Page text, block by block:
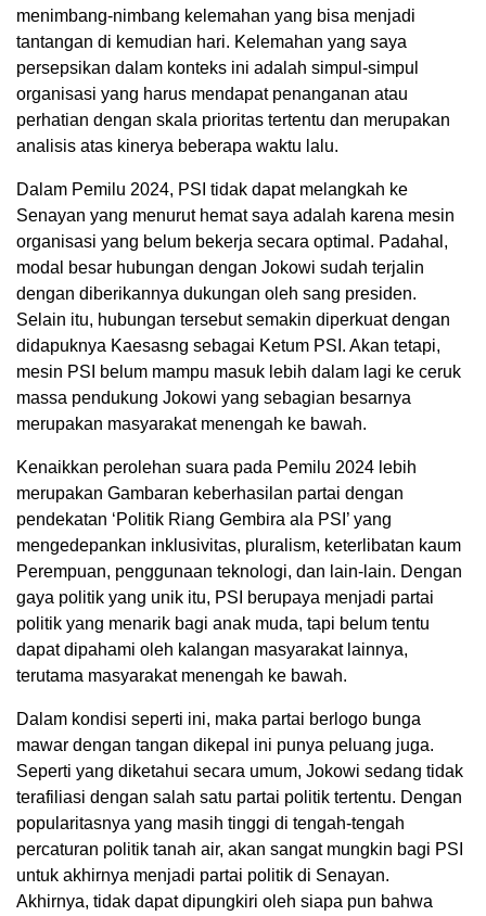
menimbang-nimbang kelemahan yang bisa menjadi
tantangan di kemudian hari. Kelemahan yang saya
persepsikan dalam konteks ini adalah simpul-simpul
organisasi yang harus mendapat penanganan atau
perhatian dengan skala prioritas tertentu dan merupakan
analisis atas kinerya beberapa waktu lalu.
Dalam Pemilu 2024, PSI tidak dapat melangkah ke
Senayan yang menurut hemat saya adalah karena mesin
organisasi yang belum bekerja secara optimal. Padahal,
modal besar hubungan dengan Jokowi sudah terjalin
dengan diberikannya dukungan oleh sang presiden.
Selain itu, hubungan tersebut semakin diperkuat dengan
didapuknya Kaesasng sebagai Ketum PSI. Akan tetapi,
mesin PSI belum mampu masuk lebih dalam lagi ke ceruk
massa pendukung Jokowi yang sebagian besarnya
merupakan masyarakat menengah ke bawah.
Kenaikkan perolehan suara pada Pemilu 2024 lebih
merupakan Gambaran keberhasilan partai dengan
pendekatan ‘Politik Riang Gembira ala PSI’ yang
mengedepankan inklusivitas, pluralism, keterlibatan kaum
Perempuan, penggunaan teknologi, dan lain-lain. Dengan
gaya politik yang unik itu, PSI berupaya menjadi partai
politik yang menarik bagi anak muda, tapi belum tentu
dapat dipahami oleh kalangan masyarakat lainnya,
terutama masyarakat menengah ke bawah.
Dalam kondisi seperti ini, maka partai berlogo bunga
mawar dengan tangan dikepal ini punya peluang juga.
Seperti yang diketahui secara umum, Jokowi sedang tidak
terafiliasi dengan salah satu partai politik tertentu. Dengan
popularitasnya yang masih tinggi di tengah-tengah
percaturan politik tanah air, akan sangat mungkin bagi PSI
untuk akhirnya menjadi partai politik di Senayan.
Akhirnya, tidak dapat dipungkiri oleh siapa pun bahwa